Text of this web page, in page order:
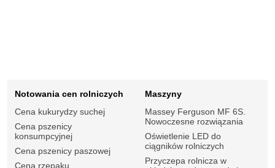
Notowania cen rolniczych
Cena kukurydzy suchej
Cena pszenicy
konsumpcyjnej
Cena pszenicy paszowej
Cena rzepaku
Maszyny
Massey Ferguson MF 6S.
Nowoczesne rozwiązania
Oświetlenie LED do
ciągników rolniczych
Przyczepa rolnicza w